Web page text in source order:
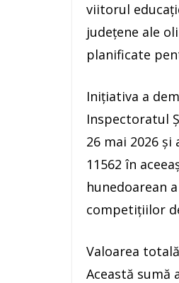
viitorul
județene ale
planificate
Inițiativa a
Inspectoratul
26 mai 2026
11562 în
hunedoarean
competițiilor
Valoarea
Această sumă